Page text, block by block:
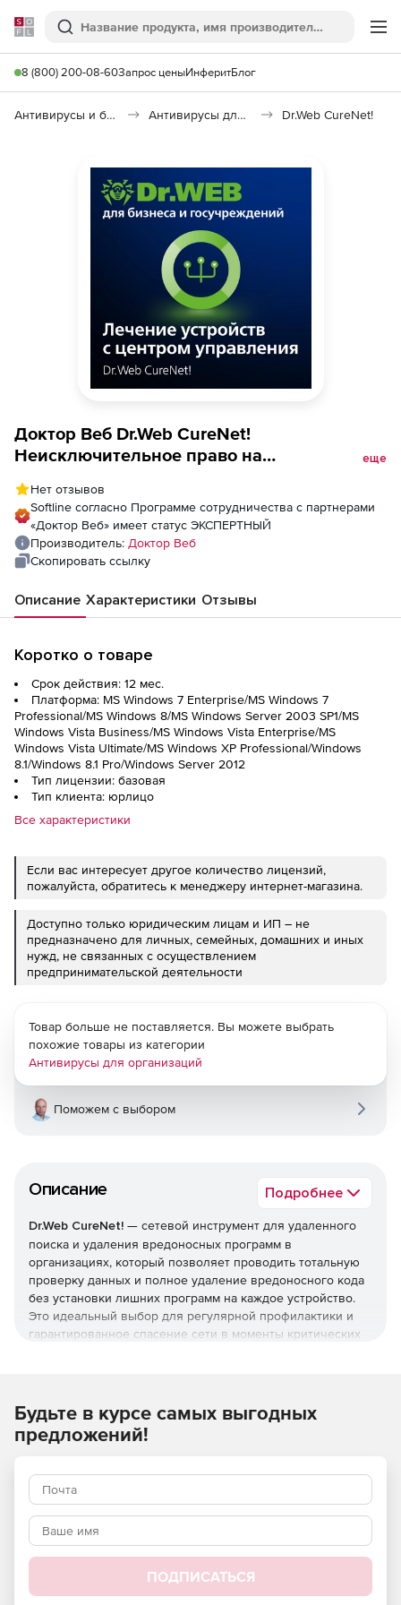
Softline
Поиск
8 (800) 200-08-60Запрос ценыИнферитБлог
Антивирусы и безопасность Антивирусы для организаций Dr.Web CureNet!
Доктор Веб Dr.Web CureNet!
Неисключительное право на
станции
еще
Нет отзывов
Softline согласно Программе сотрудничества с партнерами
«Доктор Веб» имеет статус ЭКСПЕРТНЫЙ
Производитель: Доктор Веб
Скопировать ссылку
Описание Характеристики Отзывы
Коротко о товаре
Срок действия: 12 мес.
Платформа: MS Windows 7 Enterprise/MS Windows 7
Professional/MS Windows 8/MS Windows Server 2003 SP1/MS
Windows Vista Business/MS Windows Vista Enterprise/MS
Windows Vista Ultimate/MS Windows XP Professional/Windows
8.1/Windows 8.1 Pro/Windows Server 2012
Тип лицензии: базовая
Тип клиента: юрлицо
Все характеристики
Если вас интересует другое количество лицензий,
пожалуйста, обратитесь к менеджеру интернет-магазина.
Доступно только юридическим лицам и ИП – не
предназначено для личных, семейных, домашних и иных
нужд, не связанных с осуществлением
предпринимательской деятельности
Описание Подробнее
Dr.Web CureNet! — сетевой инструмент для удаленного
поиска и удаления вредоносных программ в
организациях, который позволяет проводить тотальную
проверку данных и полное удаление вредоносного кода
без установки лишних программ на каждое устройство.
Это идеальный выбор для регулярной профилактики и
гарантированное спасение сети в моменты критических
непосредственно с переносного запоминающего
устройства (с USB-носителя).
другого производителя, но вы сомневаетесь в его
эффективности, с помощью сетевой утилиты
CureNet!без деинсталляции используемых продуктов и
без установки Dr.Web CureNet! в систему вы можете
необходимости, вылечить их. Лечащие сканеры Dr.Web не
устанавливаются, а запускаются на исполнение и после
Товар больше не поставляется. Вы можете выбрать
похожие товары из категории
Антивирусы для организаций
Поможем с выбором
Будьте в курсе самых выгодных
предложений!
ПОДПИСАТЬСЯ